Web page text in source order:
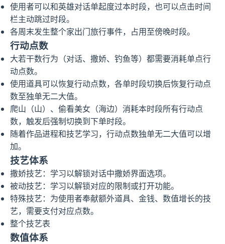
使用者可以和英雄对话单起度过本时段，也可以点击时间
栏主动跳过时段。
各周末发生整个家出门旅行事件，占用至傍晚时段。
行动点数
大若干数行为（对话、撒娇、钓鱼等）都需要消耗单点行
动点数。
使用道具可以恢复行动点数，各单时段切换后恢复行动点
数至独单无二大值。
爬山（山）、偷看美女（海边）消耗本时段所有行动点
数，触发后强制切换到下单时段。
随着作品进程和技艺学习，行动点数独单无二大值可以增
加。
技艺体系
撒娇技艺：学习以解锁对话中撒娇界面选项。
被动技艺：学习以解锁对应的限制或打开功能。
特殊技艺：为使用者奉献额外道具、金钱、数值增长的技
艺，需要支付对应点数。
整个技艺表
数值体系